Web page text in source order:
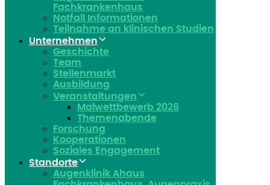
Fachkrankenhaus
Notfall Informationen
Teilnahme an klinischen Studien
Unternehmen
Geschichte
Team
Stellenmarkt
Ausbildung
Veranstaltungen
Malwettbewerb 2026
Themenabende
Forschung
Kooperationen
Soziales Engagement
Standorte
Augenklinik Ahaus